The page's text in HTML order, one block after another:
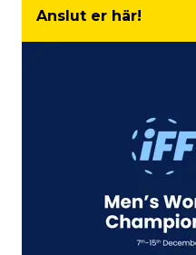
Anslut er här!